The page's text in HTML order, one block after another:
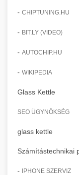
- CHIPTUNING.HU
- BIT.LY (VIDEO)
- AUTOCHIP.HU
- WIKIPEDIA
Glass Kettle
SEO ÜGYNÖKSÉG
glass kettle
Számítástechnikai
- IPHONE SZERVIZ